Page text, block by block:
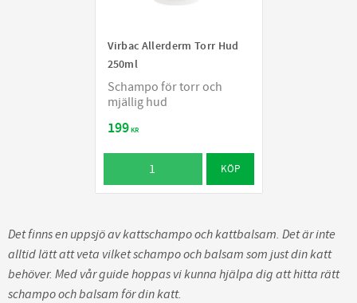
Virbac Allerderm Torr Hud
250ml
Schampo för torr och
mjällig hud
199KR
KÖP
Det finns en uppsjö av kattschampo och kattbalsam. Det är inte
alltid lätt att veta vilket schampo och balsam som just din katt
behöver. Med vår guide hoppas vi kunna hjälpa dig att hitta rätt
schampo och balsam för din katt.